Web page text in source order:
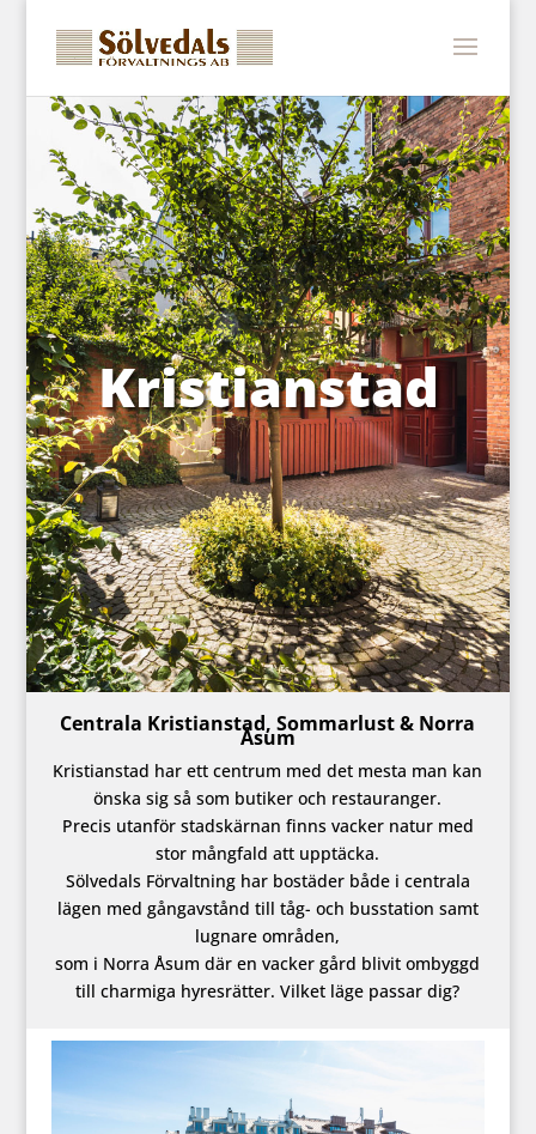
Kristianstad
Centrala Kristianstad, Sommarlust & Norra
Åsum
Kristianstad har ett centrum med det mesta man kan
önska sig så som butiker och restauranger.
Precis utanför stadskärnan finns vacker natur med
stor mångfald att upptäcka.
Sölvedals Förvaltning har bostäder både i centrala
lägen med gångavstånd till tåg- och busstation samt
lugnare områden,
som i Norra Åsum där en vacker gård blivit ombyggd
till charmiga hyresrätter. Vilket läge passar dig?